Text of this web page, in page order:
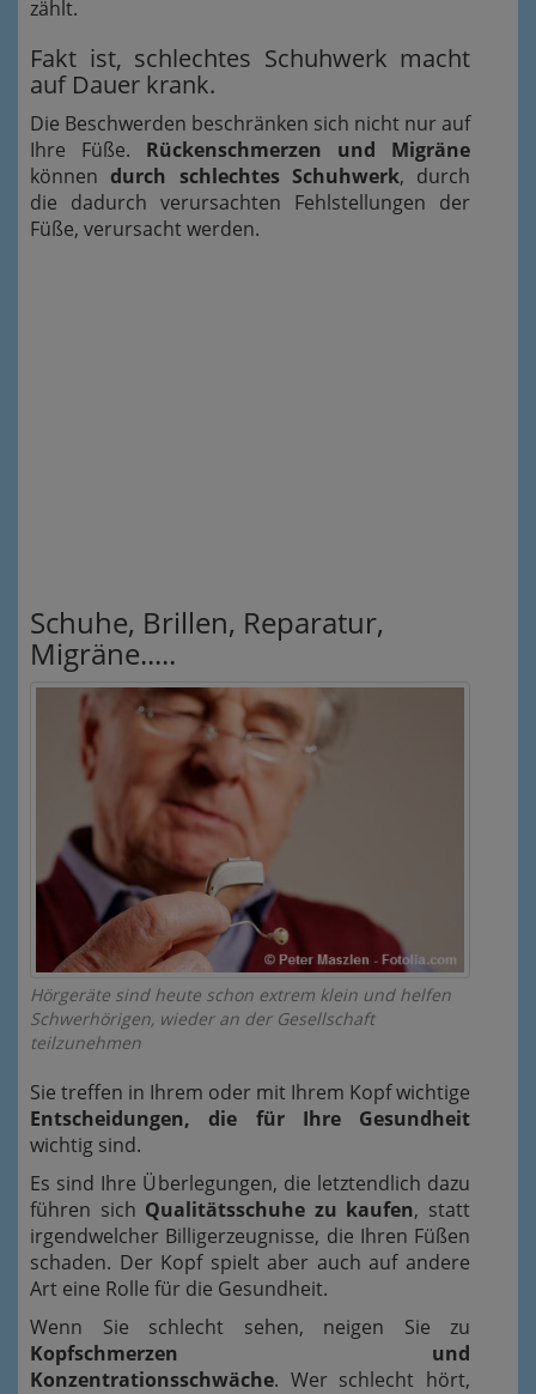
zählt.
Fakt ist, schlechtes Schuhwerk macht
auf Dauer krank.
Die Beschwerden beschränken sich nicht nur auf
Ihre Füße. Rückenschmerzen und Migräne
könnendurch schlechtes Schuhwerk, durch
die dadurch verursachten Fehlstellungen der
Füße, verursacht werden.
Schuhe, Brillen, Reparatur,
Migräne.....
Hörgeräte sind heute schon extrem klein und helfen
Schwerhörigen, wieder an der Gesellschaft
teilzunehmen
Sie treffen in Ihrem oder mit Ihrem Kopf wichtige
Entscheidungen, die für Ihre Gesundheit
wichtig sind.
Es sind Ihre Überlegungen, die letztendlich dazu
führen sich Qualitätsschuhe zu kaufen, statt
irgendwelcher Billigerzeugnisse, die Ihren Füßen
schaden. Der Kopf spielt aber auch auf andere
Art eine Rolle für die Gesundheit.
Wenn Sie schlecht sehen, neigen Sie zu
Kopfschmerzen und
Konzentrationsschwäche. Wer schlecht hört,